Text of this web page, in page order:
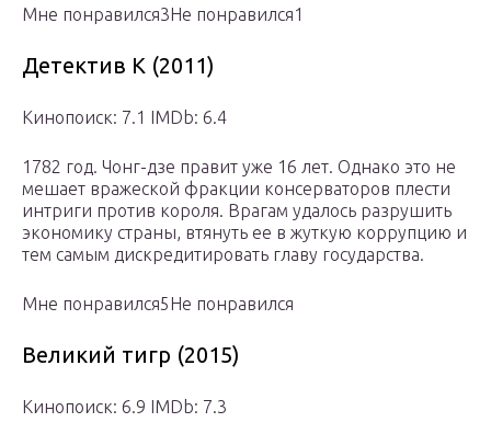
Мне понравился3Не понравился1
Детектив К (2011)
Кинопоиск: 7.1 IMDb: 6.4
1782 год. Чонг-дзе правит уже 16 лет. Однако это не
мешает вражеской фракции консерваторов плести
интриги против короля. Врагам удалось разрушить
экономику страны, втянуть ее в жуткую коррупцию и
тем самым дискредитировать главу государства.
Мне понравился5Не понравился
Великий тигр (2015)
Кинопоиск: 6.9 IMDb: 7.3